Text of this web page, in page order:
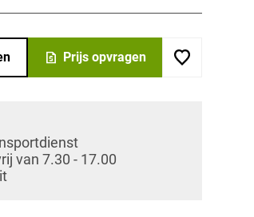
request_quote Prijs opvragen
van 7.30 - 17.00